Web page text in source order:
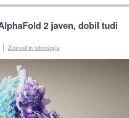
2 javen, dobil tudi
Znanost in tehnologija